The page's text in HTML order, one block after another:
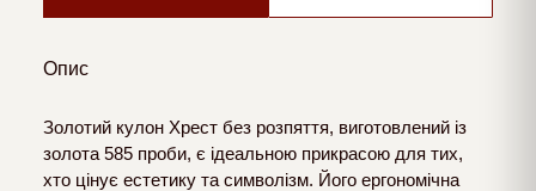
Опис
Золотий кулон Хрест без розпяття, виготовлений із
золота 585 проби, є ідеальною прикрасою для тих,
хто цінує естетику та символізм. Його ергономічна